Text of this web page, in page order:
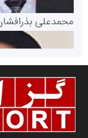
پایگاه خبری
سازمان
محمدعلی